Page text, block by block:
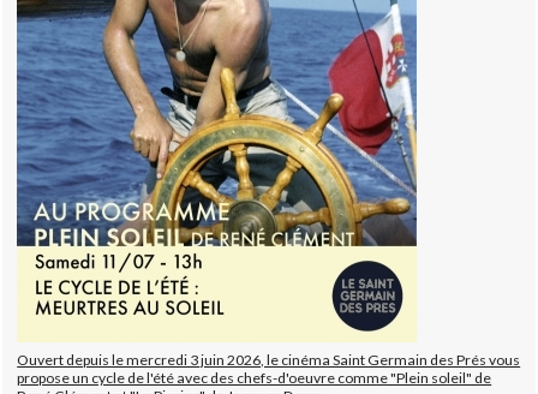
Ouvert depuis le mercredi 3 juin 2026, le cinéma Saint Germain des Prés vous
propose un cycle de l'été avec des chefs-d'oeuvre comme "Plein soleil" de